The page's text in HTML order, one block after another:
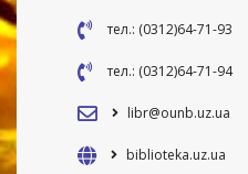
тел.: (0312)64-71-93
тел.: (0312)64-71-94
libr@ounb.uz.ua
biblioteka.uz.ua